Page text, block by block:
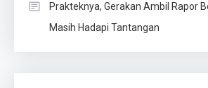
Prakteknya, Gerakan Ambil Rapor
Masih Hadapi Tantangan